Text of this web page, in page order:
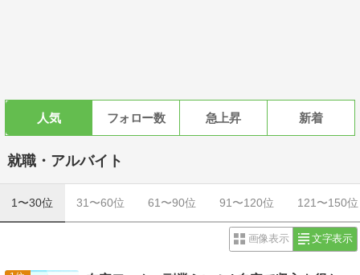
人気 フォロー数 急上昇 新着
就職・アルバイト
1〜30位 31〜60位 61〜90位 91〜120位 121〜150位
画像表示 文字表示